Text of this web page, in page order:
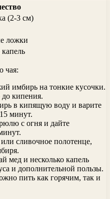
(2-3 см)
ложки
капель
чая:
имбирь на тонкие кусочки.
до кипения.
в кипящую воду и варите
минут.
с огня и дайте
сливочное полотенце,
мед и несколько капель
и дополнительной пользы.
пить как горячим, так и